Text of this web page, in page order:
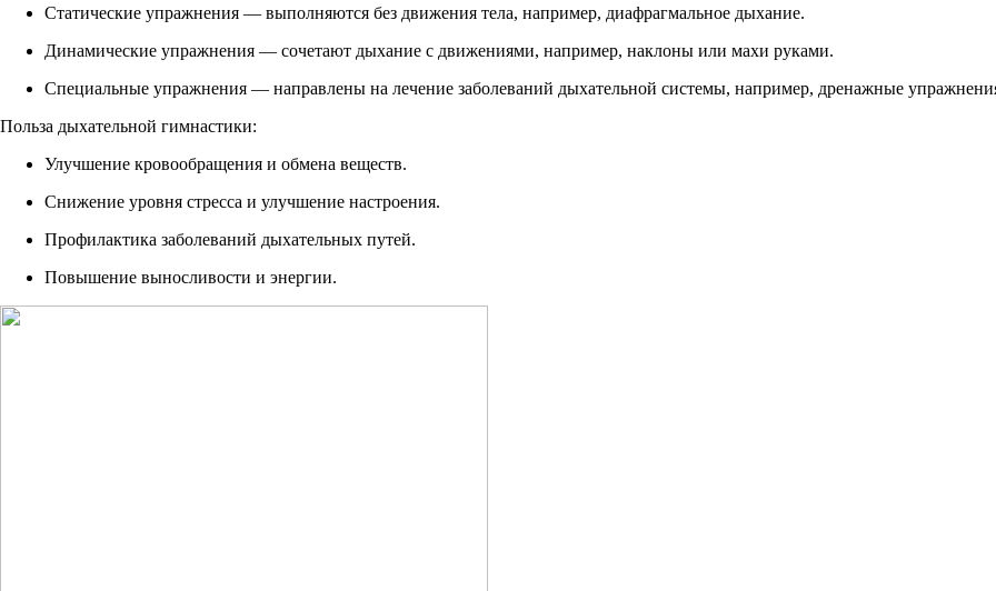
Статические упражнения — выполняются без движения тела, например, диафрагмальное дыхание.
Динамические упражнения — сочетают дыхание с движениями, например, наклоны или махи руками.
Специальные упражнения — направлены на лечение заболеваний дыхательной системы, например, дренажные
Польза дыхательной гимнастики:
Улучшение кровообращения и обмена веществ.
Снижение уровня стресса и улучшение настроения.
Профилактика заболеваний дыхательных путей.
Повышение выносливости и энергии.